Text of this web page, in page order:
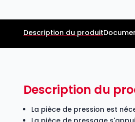
Description du produit
Description du
La pièce de pression est